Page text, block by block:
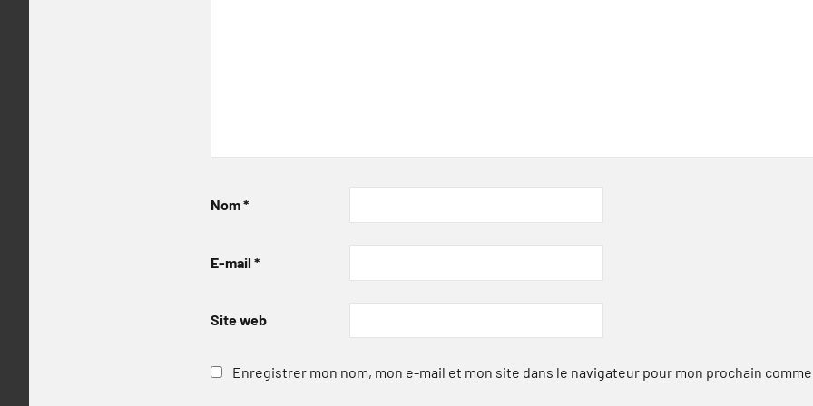
Nom*
E-mail *
Site web
Enregistrer mon nom, mon e-mail et mon site dans le navigateur pour mon prochain